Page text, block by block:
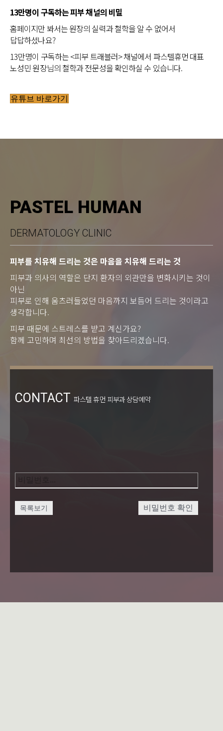
13만명이 구독하는 피부 채널의 비밀
홈페이지만 봐서는 원장의 실력과 철학을 알 수 없어서
답답하셨나요?
13만명이 구독하는 <피부 트래블러> 채널에서 파스텔휴먼 대표
노성민 원장님의 철학과 전문성을 확인하실 수 있습니다.
유튜브 바로가기
PASTEL HUMAN
DERMATOLOGY CLINIC
피부를 치유해 드리는 것은 마음을 치유해 드리는 것
피부과 의사의 역할은 단지 환자의 외관만을 변화시키는 것이
아닌
피부로 인해 움츠러들었던 마음까지 보듬어 드리는 것이라고
생각합니다.
피부 때문에 스트레스를 받고 계신가요?
함께 고민하며 최선의 방법을 찾아드리겠습니다.
CONTACT 파스텔 휴먼 피부과 상담예약
목록보기 비밀번호 확인